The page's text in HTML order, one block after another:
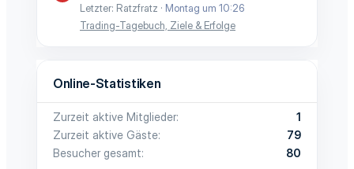
Letzter: Ratzfratz
Montag um 10:26
Trading-Tagebuch, Ziele & Erfolge
Online-Statistiken
Zurzeit aktive Mitglieder
1
Zurzeit aktive Gäste
79
Besucher gesamt
80